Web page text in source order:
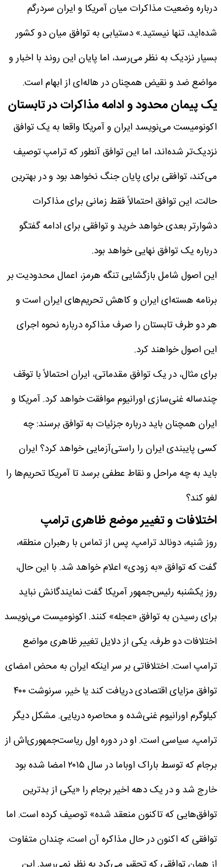
درباره وضعیت مذاکرات میان آمریکا و ایران سردرگم
شده‌اید، تنها نیستید.»دستیابی به توافق میان دو کشور
بسیار نزدیک به نظر می‌رسد، اما پایان این روند با اخبار و
مواضع ضد و نقیض همچنان در هاله‌ای از ابهام است.
یک پیمان محدود و ادامه مذاکرات در تابستان
اکونومیست می‌نویسد ایران و آمریکا واقعا به یک توافق
نزدیک‌تر شده‌اند، اما این توافق آنطور که ترامپ توصیف
می‌کند، توافقی برای پایان جنگ نخواهد بود و در بهترین
حالت، این توافق احتمالاً فقط زمانی برای مذاکرات
دشوارتر بعدی خواهد خرید و توافقی برای ادامه گفتگو
درباره یک توافق نهایی خواهد بود.
این اصول شامل بازگشایی تنگه هرمز، اعمال محدودیت بر
برنامه هسته‌ای ایران و کاهش تحریم‌های ایران است و
هر دو طرف تابستان را صرف مذاکره درباره نحوه اجرای
این اصول خواهند کرد.
برای مثال، در یک توافق مقدماتی، ایران احتمالاً با توقف
چندساله غنی‌سازی اورانیوم موافقت خواهد کرد.آمریکا و
ایران همچنان باید درباره جزئیات به توافق برسند: چه
کسی پایبندی ایران را راستی‌آزمایی خواهد کرد؟ ایران
باید به چه مراحل و نقاط عطفی برسد تا آمریکا تحریم‌ها را
لغو کند؟
اختلافات و تغییر موضع ظاهری ترامپ
روز شنبه، دونالد ترامپ، پس از تماس با رهبران منطقه،
گفت که توافق «به‌ زودی» اعلام خواهد شد. با این حال،
روز یکشنبه رئیس‌جمهور آمریکا گفت نمایندگانش نباید
برای رسیدن به توافق «عجله» کنند. اکونومیست می‌نویسد
اختلافات دو طرف، یکی از دلایل تغییر ظاهری مواضع
ترامپ است. اختلافاتی بر سر اینکه ایران به محض امضای
توافق مزایای اقتصادی دریافت کند یا خیر، سرنوشت ۴۰۰
کیلوگرم اورانیوم غنی‌شده و محاصره دریایی. مشکل دیگر
ترامپ، سیاسی است. او در دوره اول ریاست‌جمهوری‌اش از
برجام که توسط باراک اوباما در سال ۲۰۱۵ امضا شده بود
خارج شد و در یک دهه اخیر برجام را «یکی از بدترین
توافق‌هایی که تاکنون منعقد شده» توصیف کرده است. اما
توافقی که اکنون در حال مذاکره آن است، چندان متفاوت